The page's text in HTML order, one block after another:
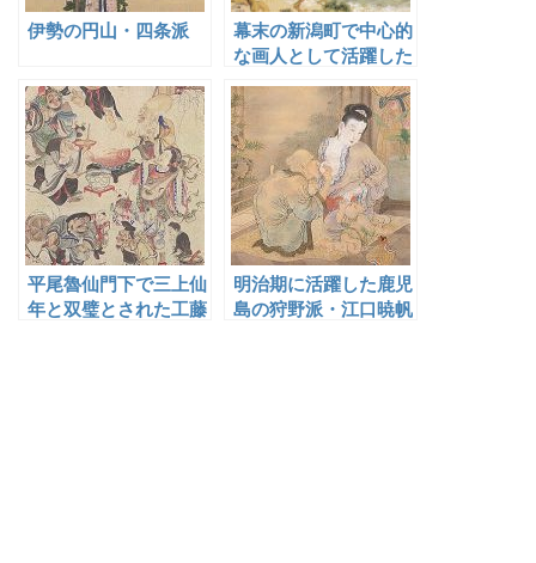
伊勢の円山・四条派
幕末の新潟町で中心的
な画人として活躍した
平尾魯仙門下で三上仙
年と双璧とされた工藤
明治期に活躍した鹿児
島の狩野派・江口暁帆